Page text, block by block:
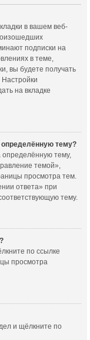
в вашем веб-
подписки на
в теме,
вы будете получать
на вкладке
определённую тему?
определённую тему,
темой»,
просмотра тем.
ответа» при
тему.
по ссылке
просмотра
и щёлкните по